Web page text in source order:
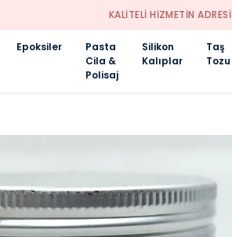
KALİTELİ HİZMETİN ADRESİ
Epoksiler
Pasta
Cila &
Polisaj
Silikon
Kalıplar
Taş
Tozu